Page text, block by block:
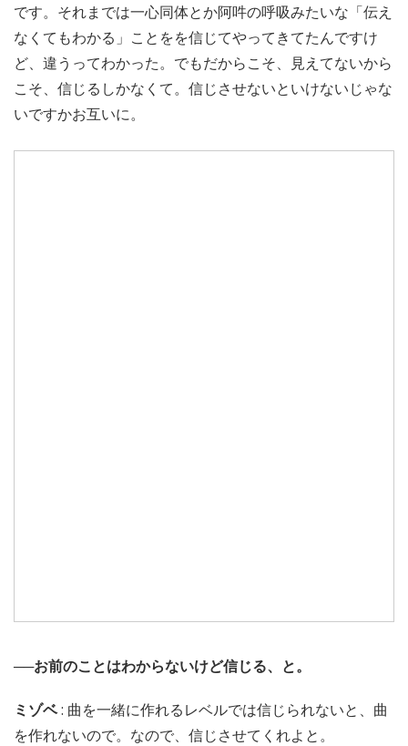
です。それまでは一心同体とか阿吽の呼吸みたいな「伝え
なくてもわかる」ことをを信じてやってきてたんですけ
ど、違うってわかった。でもだからこそ、見えてないから
こそ、信じるしかなくて。信じさせないといけないじゃな
いですかお互いに。
──お前のことはわからないけど信じる、と。
ミゾベ: 曲を一緒に作れるレベルでは信じられないと、曲
を作れないので。なので、信じさせてくれよと。